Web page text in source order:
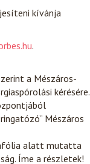
kívánja
.
a Mészáros-
kérésére.
Mészáros
alatt mutatta
Íme a részletek!